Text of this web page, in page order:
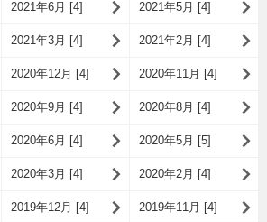
2021年6月 [4] 2021年5月 [4]
2021年3月 [4] 2021年2月 [4]
2020年12月 [4] 2020年11月 [4]
2020年9月 [4] 2020年8月 [4]
2020年6月 [4] 2020年5月 [5]
2020年3月 [4] 2020年2月 [4]
2019年12月 [4] 2019年11月 [4]